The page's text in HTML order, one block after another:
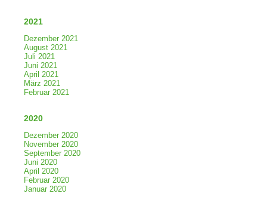
2021
Dezember 2021
August 2021
Juli 2021
Juni 2021
April 2021
März 2021
Februar 2021
2020
Dezember 2020
November 2020
September 2020
Juni 2020
April 2020
Februar 2020
Januar 2020